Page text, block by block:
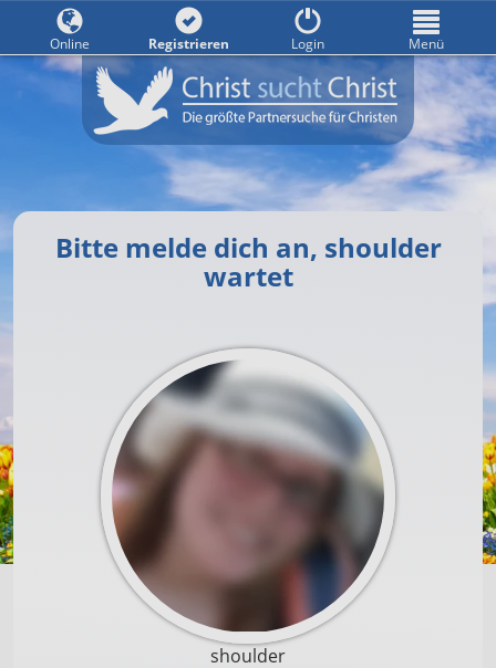
Bitte melde dich an, shoulder
wartet
shoulder
Online Registrieren Login Menü